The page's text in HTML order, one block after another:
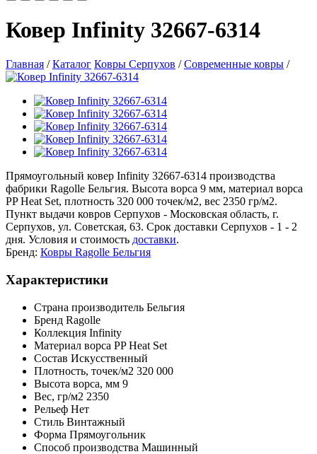
Ковер Infinity 32667-6314
Главная / Каталог Ковры Серпухов / Современные ковры /
Прямоугольный ковер Infinity 32667-6314 производства
фабрики Ragolle Бельгия. Высота ворса 9 мм, материал ворса
PP Heat Set, плотность 320 000 точек/м2, вес 2350 гр/м2.
Пункт выдачи ковров Серпухов - Московская область, г.
Серпухов, ул. Советская, 63. Срок доставки Серпухов - 1 - 2
дня. Условия и стоимость доставки.
Бренд: Ковры Ragolle Бельгия
Характеристики
Страна производитель Бельгия
Бренд Ragolle
Коллекция Infinity
Материал ворса PP Heat Set
Состав Искусственный
Плотность, точек/м2 320 000
Высота ворса, мм 9
Вес, гр/м2 2350
Рельеф Нет
Стиль Винтажный
Форма Прямоугольник
Способ производства Машинный